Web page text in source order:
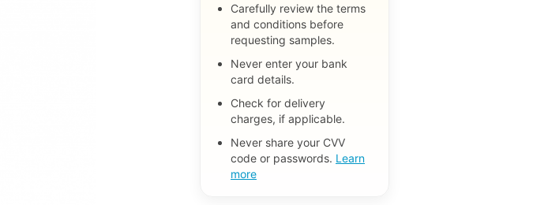
Carefully review the terms
and conditions before
requesting samples.
Never enter your bank
card details.
Check for delivery
charges, if applicable.
Never share your CVV
code or passwords. Learn
more